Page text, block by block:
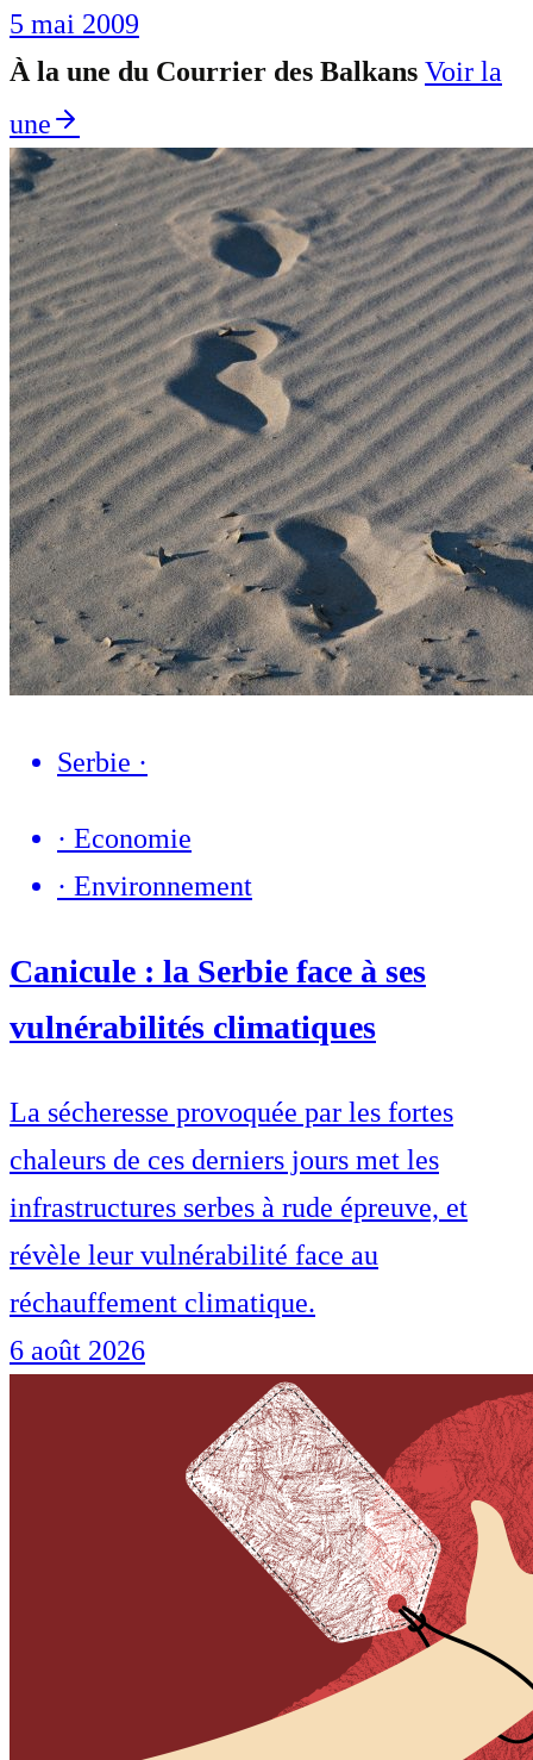
5 mai 2009
À la une du Courrier des Balkans Voir la
une
Serbie ·
· Economie
· Environnement
Canicule : la Serbie face à ses
vulnérabilités climatiques
La sécheresse provoquée par les fortes
chaleurs de ces derniers jours met les
infrastructures serbes à rude épreuve, et
révèle leur vulnérabilité face au
réchauffement climatique.
6 août 2026